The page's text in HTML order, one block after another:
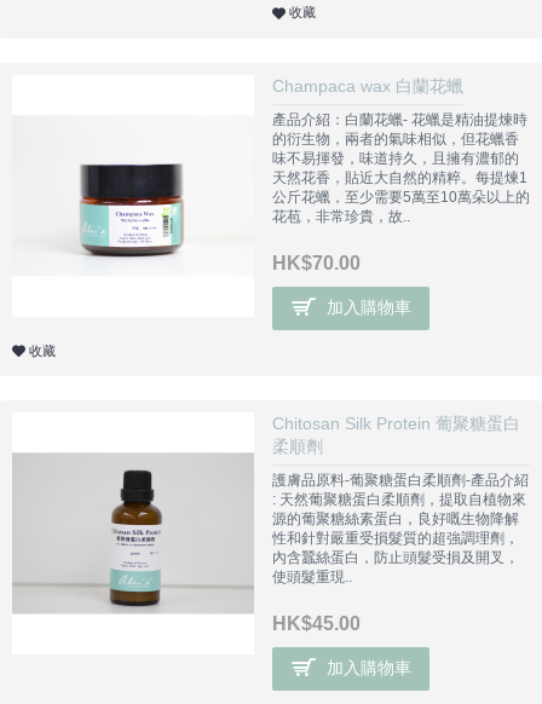
收藏
Champaca wax 白蘭花蠟
產品介紹：白蘭花蠟- 花蠟是精油提煉時
的衍生物，兩者的氣味相似，但花蠟香
味不易揮發，味道持久，且擁有濃郁的
天然花香，貼近大自然的精粹。每提煉1
公斤花蠟，至少需要5萬至10萬朵以上的
花苞，非常珍貴，故..
HK$70.00
加入購物車
收藏
Chitosan Silk Protein 葡聚糖蛋白
柔順劑
護膚品原料-葡聚糖蛋白柔順劑-產品介紹
: 天然葡聚糖蛋白柔順劑，提取自植物來
源的葡聚糖絲素蛋白，良好嘅生物降解
性和針對嚴重受損髮質的超強調理劑，
內含蠶絲蛋白，防止頭髮受損及開叉，
使頭髮重現..
HK$45.00
加入購物車